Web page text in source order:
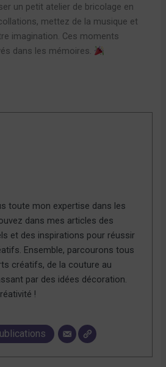
un petit atelier de bricolage en
mettez de la musique et
imagination. Ces moments
dans les mémoires.
toute mon expertise dans les
dans mes articles des
et des inspirations pour réussir
Ensemble, parcourons tous
créatifs, de la couture au
par des idées décoration.
!